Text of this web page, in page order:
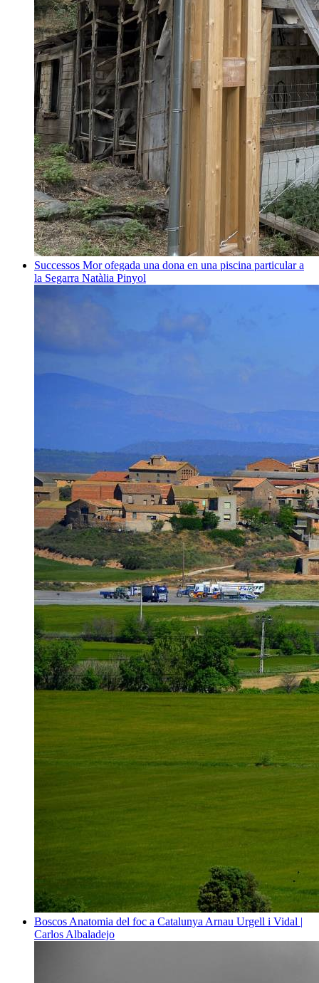
Successos Mor ofegada una dona en una piscina particular a
la Segarra Natàlia Pinyol
Boscos Anatomia del foc a Catalunya Arnau Urgell i Vidal |
Carlos Albaladejo